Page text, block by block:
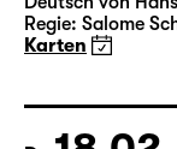
18:00 Große
Bernarda
Regie: Salome
Karten